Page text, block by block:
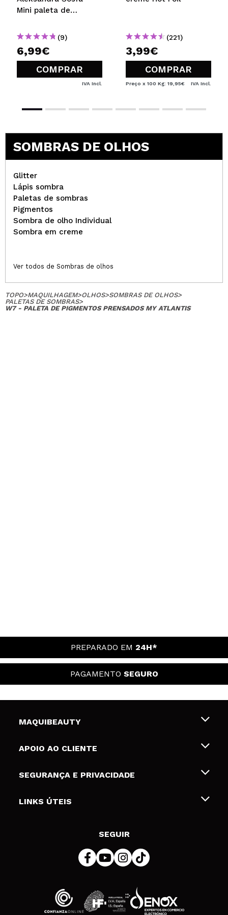
Mini paleta de
(9)
6,99€
COMPRAR
IVA Incl.
(221)
3,99€
COMPRAR
Preço x 100 Kg: 19,95€ IVA Incl.
SOMBRAS DE OLHOS
Glitter
Lápis sombra
Paletas de sombras
Pigmentos
Sombra de olho Individual
Sombra em creme
Ver todos de Sombras de olhos
TOPO>MAQUILHAGEM>OLHOS>SOMBRAS DE OLHOS>
PALETAS DE SOMBRAS>
W7 - PALETA DE PIGMENTOS PRENSADOS MY ATLANTIS
PREPARADO EM 24H*
PAGAMENTO SEGURO
MAQUIBEAUTY
Sobre nós
Gift Cards
APOIO AO CLIENTE
Envios e Devoluções
Formas de pagamento
SEGURANÇA E PRIVACIDADE
Termos e Privacidade
LINKS ÚTEIS
SEGUIR